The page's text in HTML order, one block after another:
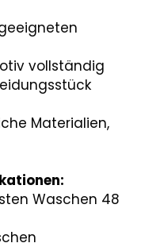
vollständig
Materialien,
Waschen 48